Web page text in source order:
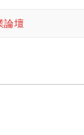
論壇